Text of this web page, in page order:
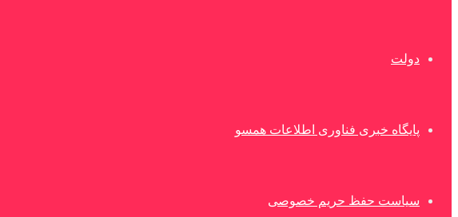
دولت
پایگاه خبری فناوری اطلاعات همسو
سیاست حفظ حریم خصوصی